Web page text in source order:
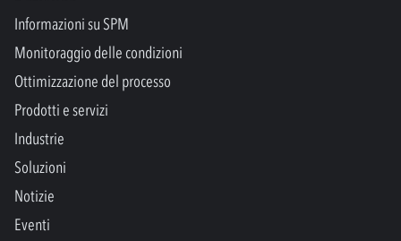
Informazioni su SPM
Monitoraggio delle condizioni
Ottimizzazione del processo
Prodotti e servizi
Industrie
Soluzioni
Notizie
Eventi